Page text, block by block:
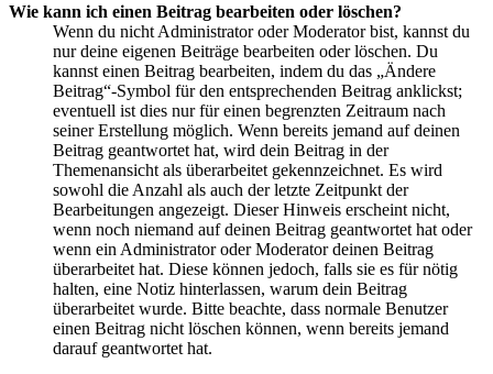
Wie kann ich einen Beitrag bearbeiten oder löschen?
Wenn du nicht Administrator oder Moderator bist, kannst du
nur deine eigenen Beiträge bearbeiten oder löschen. Du
kannst einen Beitrag bearbeiten, indem du das „Ändere
Beitrag“-Symbol für den entsprechenden Beitrag anklickst;
eventuell ist dies nur für einen begrenzten Zeitraum nach
seiner Erstellung möglich. Wenn bereits jemand auf deinen
Beitrag geantwortet hat, wird dein Beitrag in der
Themenansicht als überarbeitet gekennzeichnet. Es wird
sowohl die Anzahl als auch der letzte Zeitpunkt der
Bearbeitungen angezeigt. Dieser Hinweis erscheint nicht,
wenn noch niemand auf deinen Beitrag geantwortet hat oder
wenn ein Administrator oder Moderator deinen Beitrag
überarbeitet hat. Diese können jedoch, falls sie es für nötig
halten, eine Notiz hinterlassen, warum dein Beitrag
überarbeitet wurde. Bitte beachte, dass normale Benutzer
einen Beitrag nicht löschen können, wenn bereits jemand
darauf geantwortet hat.